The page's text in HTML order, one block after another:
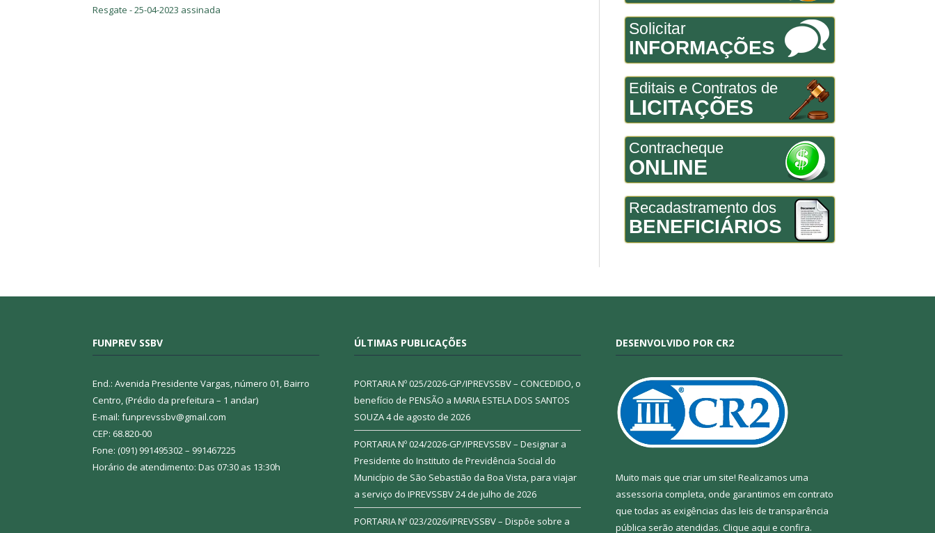
Resgate - 25-04-2023 assinada
Solicitar
INFORMAÇÕES
Editais e Contratos de
LICITAÇÕES
Contracheque
ONLINE
Recadastramento dos
BENEFICIÁRIOS
FUNPREV SSBV
End.: Avenida Presidente Vargas, número 01, Bairro
Centro, (Prédio da prefeitura – 1 andar)
E-mail: funprevssbv@gmail.com
CEP: 68.820-00
Fone: (091) 991495302 – 991467225
Horário de atendimento: Das 07:30 as 13:30h
ÚLTIMAS PUBLICAÇÕES
PORTARIA Nº 025/2026-GP/IPREVSSBV – CONCEDIDO, o
benefício de PENSÃO a MARIA ESTELA DOS SANTOS
SOUZA4 de agosto de 2026
PORTARIA Nº 024/2026-GP/IPREVSSBV – Designar a
Presidente do Instituto de Previdência Social do
Município de São Sebastião da Boa Vista, para viajar
a serviço do IPREVSSBV24 de julho de 2026
PORTARIA Nº 023/2026/IPREVSSBV – Dispõe sobre a
DESENVOLVIDO POR CR2
Muito mais que criar um site! Realizamos uma
assessoria completa, onde garantimos em contrato
que todas as exigências das leis de transparência
pública serão atendidas. Clique aqui e confira.